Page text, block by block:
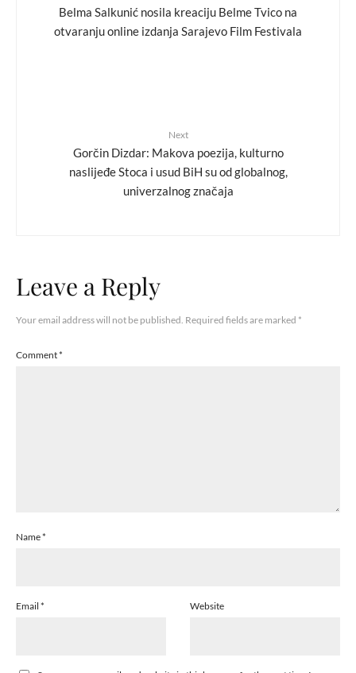
Belma Salkunić nosila kreaciju Belme Tvico na
otvaranju online izdanja Sarajevo Film Festivala
Next
Gorčin Dizdar: Makova poezija, kulturno
naslijeđe Stoca i usud BiH su od globalnog,
univerzalnog značaja
Leave a Reply
Your email address will not be published. Required fields are marked *
Comment*
Name*
Email * Website